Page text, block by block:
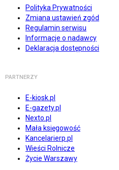
Polityka Prywatności
Zmiana ustawień zgód
Regulamin serwisu
Informacje o nadawcy
Deklaracja dostępności
PARTNERZY
E-kiosk.pl
E-gazety.pl
Nexto.pl
Mała księgowość
Kancelarierp.pl
Wieści Rolnicze
Życie Warszawy